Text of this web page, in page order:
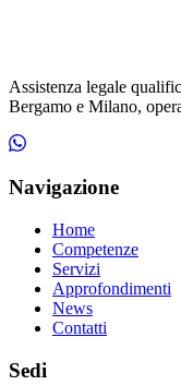
Assistenza legale
Bergamo e Milano,
Navigazione
Home
Competenze
Servizi
Approfondimenti
News
Contatti
Sedi